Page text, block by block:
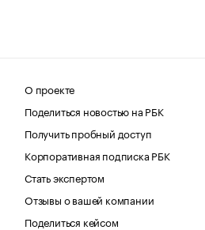
О проекте
Поделиться новостью на РБК
Получить пробный доступ
Корпоративная подписка РБК
Стать экспертом
Отзывы о вашей компании
Поделиться кейсом